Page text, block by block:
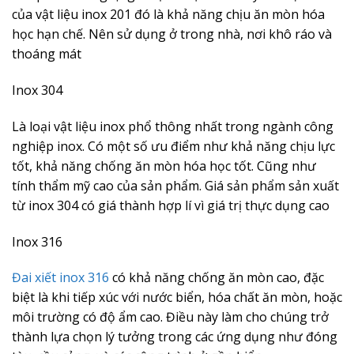
của vật liệu inox 201 đó là khả năng chịu ăn mòn hóa
học hạn chế. Nên sử dụng ở trong nhà, nơi khô ráo và
thoáng mát
Inox 304
Là loại vật liệu inox phổ thông nhất trong ngành công
nghiệp inox. Có một số ưu điểm như khả năng chịu lực
tốt, khả năng chống ăn mòn hóa học tốt. Cũng như
tính thẩm mỹ cao của sản phẩm. Giá sản phẩm sản xuất
từ inox 304 có giá thành hợp lí vì giá trị thực dụng cao
Inox 316
Đai xiết inox 316 có khả năng chống ăn mòn cao, đặc
biệt là khi tiếp xúc với nước biển, hóa chất ăn mòn, hoặc
môi trường có độ ẩm cao. Điều này làm cho chúng trở
thành lựa chọn lý tưởng trong các ứng dụng như đóng